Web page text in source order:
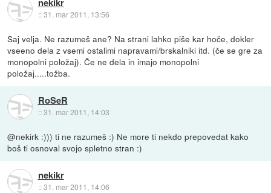
::31. mar 2011, 13:56
Saj velja. Ne razumeš ane? Na strani lahko piše kar hoče, dokler
vseeno dela z vsemi ostalimi napravami/brskalniki itd. (če se gre za
monopolni položaj). Če ne dela in imajo monopolni
položaj.....tožba.
RoSeR
::31. mar 2011, 14:03
@nekirk :))) ti ne razumeš :) Ne more ti nekdo prepovedat kako
boš ti osnoval svojo spletno stran :)
nekikr
::31. mar 2011, 14:06